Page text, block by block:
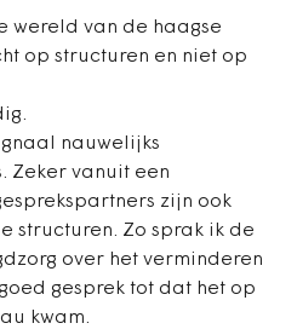
wereld van de haagse
op structuren en niet op
nauwelijks
Zeker vanuit een
zijn ook
structuren. Zo sprak ik de
over het verminderen
gesprek tot dat het op
kwam.